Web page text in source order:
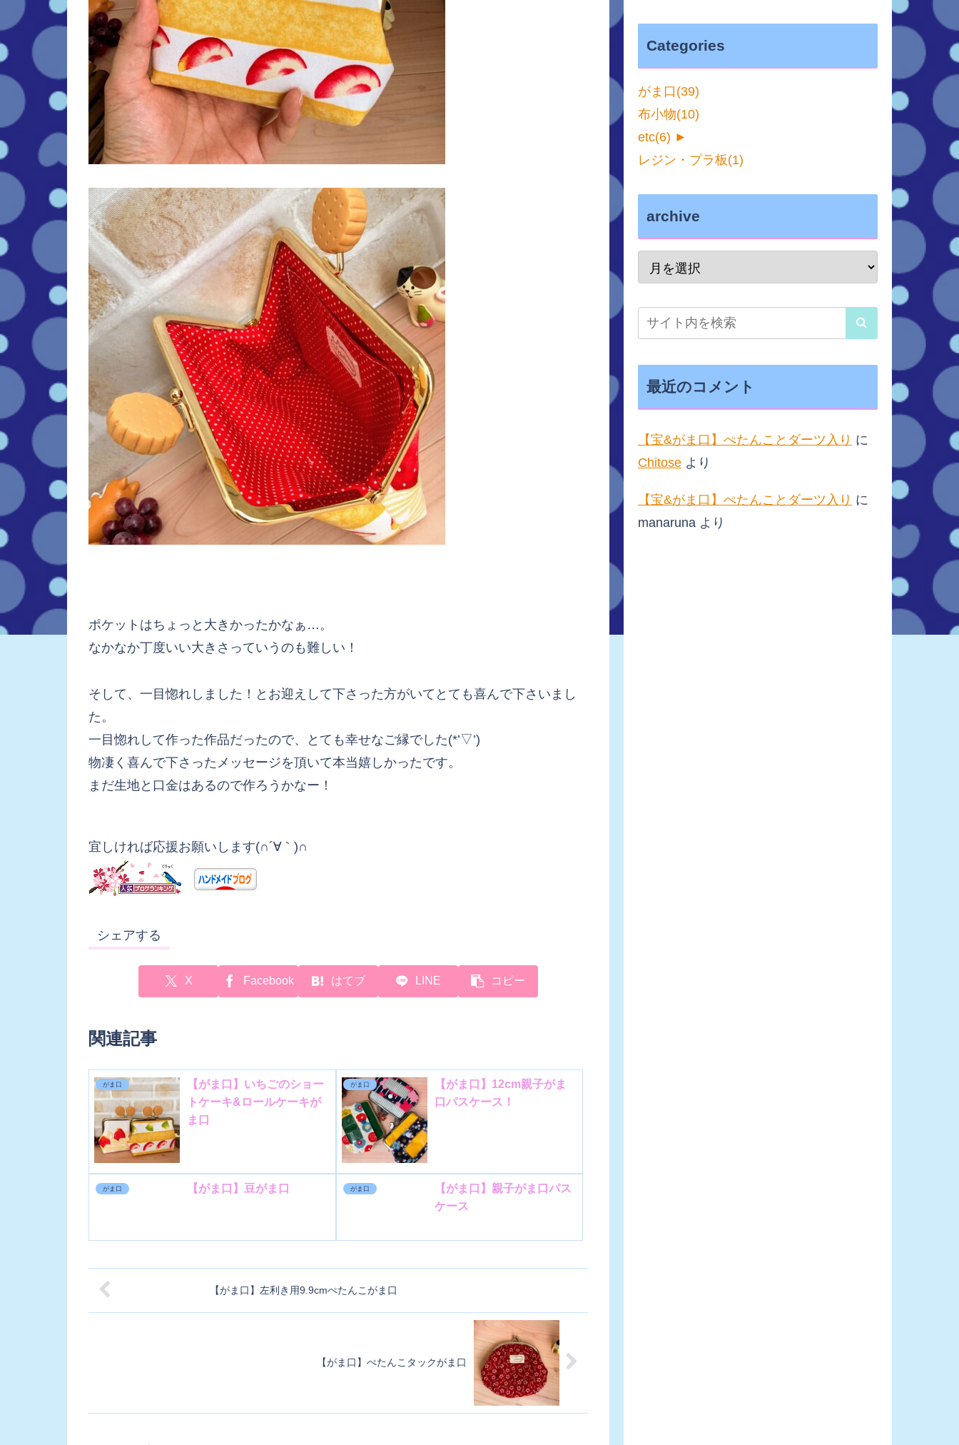
ポケットはちょっと大きかったかなぁ…。
なかなか丁度いい大きさっていうのも難しい！
そして、一目惚れしました！とお迎えして下さった方がいてとても喜んで下さいまし
た。
一目惚れして作った作品だったので、とても幸せなご縁でした(*’▽’)
物凄く喜んで下さったメッセージを頂いて本当嬉しかったです。
まだ生地と口金はあるので作ろうかなー！
宜しければ応援お願いします(∩´∀｀)∩
シェアする
X Facebook はてブ LINE コピー
関連記事
がま口
【がま口】いちごのショー
トケーキ&ロールケーキが
ま口
がま口
【がま口】12cm親子がま
口パスケース！
がま口 【がま口】豆がま口 がま口
【がま口】親子がま口パス
ケース
【がま口】左利き用9.9cmぺたんこがま口
【がま口】ぺたんこタックがま口
Categories
がま口 (39)
布小物(10)
etc(6) ►
レジン・プラ板(1)
archive
最近のコメント
【宝&がま口】ぺたんことダーツ入り に
Chitose より
【宝&がま口】ぺたんことダーツ入り に
manaruna より